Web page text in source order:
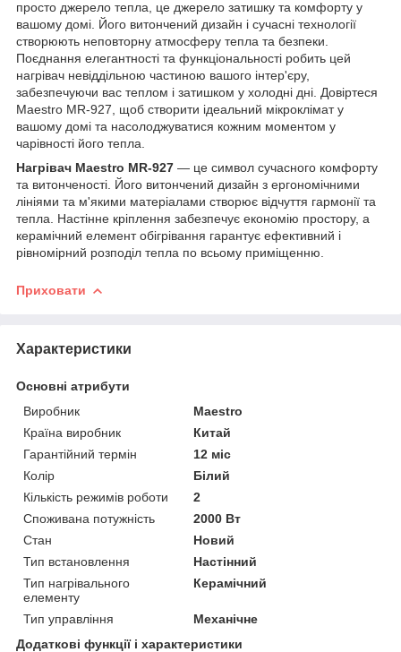
просто джерело тепла, це джерело затишку та комфорту у
вашому домі. Його витончений дизайн і сучасні технології
створюють неповторну атмосферу тепла та безпеки.
Поєднання елегантності та функціональності робить цей
нагрівач невіддільною частиною вашого інтер'єру,
забезпечуючи вас теплом і затишком у холодні дні. Довіртеся
Maestro MR-927, щоб створити ідеальний мікроклімат у
вашому домі та насолоджуватися кожним моментом у
чарівності його тепла.
Нагрівач Maestro MR-927 — це символ сучасного комфорту
та витонченості. Його витончений дизайн з ергономічними
лініями та м'якими матеріалами створює відчуття гармонії та
тепла. Настінне кріплення забезпечує економію простору, а
керамічний елемент обігрівання гарантує ефективний і
рівномірний розподіл тепла по всьому приміщенню.
Приховати
Характеристики
Основні атрибути
Виробник
Maestro
Країна виробник
Китай
Гарантійний термін
12 міс
Колір
Білий
Кількість режимів роботи
2
Споживана потужність
2000 Вт
Стан
Новий
Тип встановлення
Настінний
Тип нагрівального
елементу
Керамічний
Тип управління
Механічне
Додаткові функції і характеристики